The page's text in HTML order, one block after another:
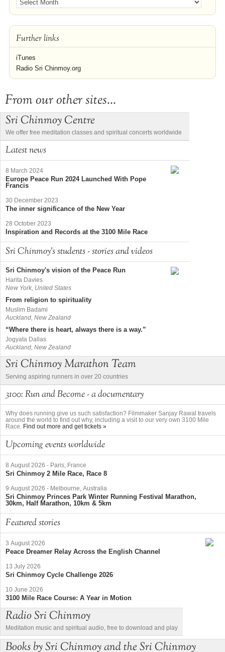
Further links
iTunes
Radio Sri Chinmoy.org
From our other sites...
Sri Chinmoy Centre
We offer free meditation classes and spiritual concerts worldwide
Latest news
8 March 2024
Europe Peace Run 2024 Launched With Pope
Francis
30 December 2023
The inner significance of the New Year
28 October 2023
Inspiration and Records at the 3100 Mile Race
Sri Chinmoy's students - stories and videos
Sri Chinmoy's vision of the Peace Run
Harita Davies
New York, United States
From religion to spirituality
Muslim Badami
Auckland, New Zealand
“Where there is heart, always there is a way.”
Jogyata Dallas
Auckland, New Zealand
Sri Chinmoy Marathon Team
Serving aspiring runners in over 20 countries
3100: Run and Become - a documentary
Why does running give us such satisfaction? Filmmaker Sanjay Rawal travels
around the world to find out why, including a visit to our very own 3100 Mile
Race. Find out more and get tickets »
Upcoming events worldwide
8 August 2026 - Paris, France
Sri Chinmoy 2 Mile Race, Race 8
9 August 2026 - Melbourne, Australia
Sri Chinmoy Princes Park Winter Running Festival Marathon,
30km, Half Marathon, 10km & 5km
Featured stories
3 August 2026
Peace Dreamer Relay Across the English Channel
13 July 2026
Sri Chinmoy Cycle Challenge 2026
10 June 2026
3100 Mile Race Course: A Year in Motion
Radio Sri Chinmoy
Meditation music and spiritual audio, free to download and play
Books by Sri Chinmoy and the Sri Chinmoy